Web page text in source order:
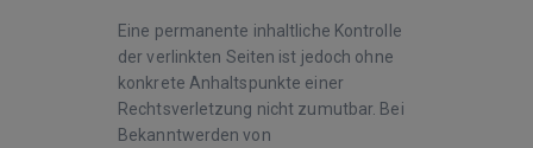
Eine permanente inhaltliche Kontrolle
der verlinkten Seiten ist jedoch ohne
konkrete Anhaltspunkte einer
Rechtsverletzung nicht zumutbar. Bei
Bekanntwerden von